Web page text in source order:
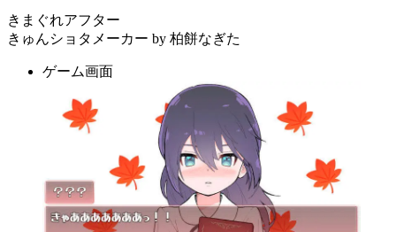
きまぐれアフター
きゅんショタメーカー by 柏餅なぎた
ゲーム画面